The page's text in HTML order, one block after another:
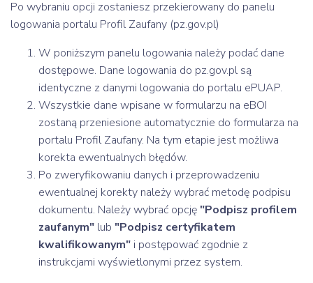
Po wybraniu opcji zostaniesz przekierowany do panelu
logowania portalu Profil Zaufany (pz.gov.pl)
W poniższym panelu logowania należy podać dane
dostępowe. Dane logowania do pz.gov.pl są
identyczne z danymi logowania do portalu ePUAP.
Wszystkie dane wpisane w formularzu na eBOI
zostaną przeniesione automatycznie do formularza na
portalu Profil Zaufany. Na tym etapie jest możliwa
korekta ewentualnych błędów.
Po zweryfikowaniu danych i przeprowadzeniu
ewentualnej korekty należy wybrać metodę podpisu
dokumentu. Należy wybrać opcję"Podpisz profilem
zaufanym" lub "Podpisz certyfikatem
kwalifikowanym" i postępować zgodnie z
instrukcjami wyświetlonymi przez system.